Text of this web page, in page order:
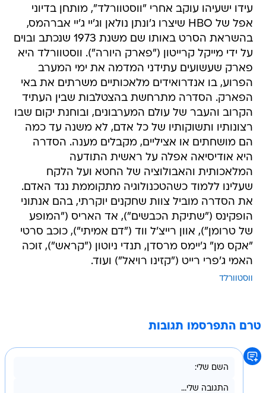
עידו ישעיהו עוקב אחרי "ווסטוורלד", מותחן בדיוני
אפל של HBO שיצרו ג'ונתן נולאן וג'יי ג'יי אברהמס,
בהשראת הסרט באותו שם משנת 1973 שנכתב ובוים
על ידי מייקל קרייטון ("פארק היורה"). ווסטוורלד היא
פארק שעשועים עתידני המדמה את ימי המערב
הפרוע, בו אנדרואידים מלאכותיים משרתים את באי
הפארק. הסדרה מתרחשת בהצטלבות שבין העתיד
הקרוב והעבר של עולם המערבונים, ובוחנת יקום שבו
רצונותיו ותשוקותיו של כל אדם, לא משנה עד כמה
הם מושחתים או אציליים, מקבלים מענה. הסדרה
היא אודיסיאה אפלה על ראשית התודעה
המלאכותית והאבולוציה של החטא ועל הלקח
שעלינו ללמוד כשהטכנולוגיה מתקוממת נגד האדם.
את הסדרה מוביל צוות שחקנים יוקרתי, בהם אנתוני
הופקינס ("שתיקת הכבשים"), אד האריס ("המופע
של טרומן"), אוון רייצ'ל ווד ("דם אמיתי"), כוכב סרטי
"אקס מן" ג'יימס מרסדן, תנדי ניוטון ("קראש"), זוכה
האמי ג'פרי רייט ("קזינו רויאל") ועוד.
ווסטוורלד
טרם התפרסמו תגובות